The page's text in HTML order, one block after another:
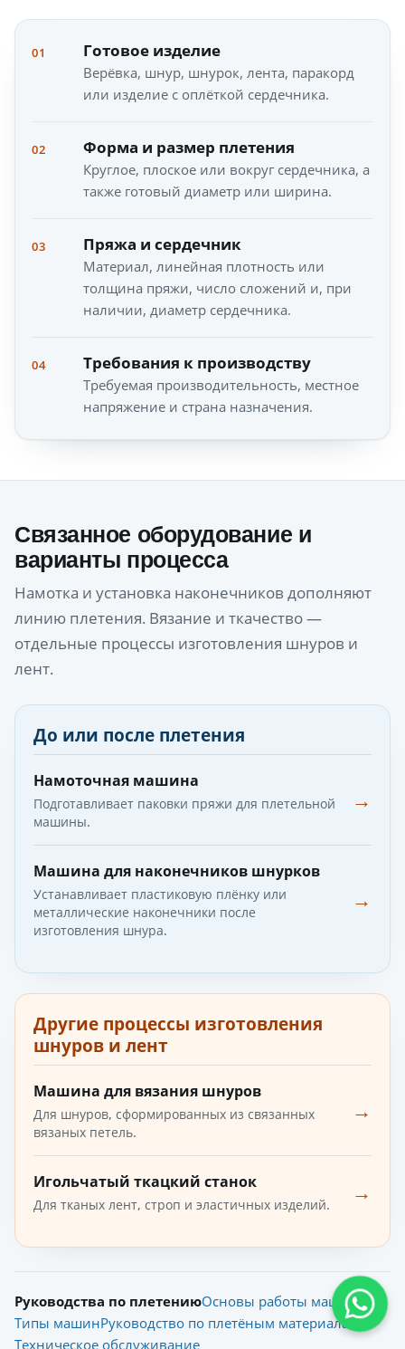
01 Готовое изделие
Верёвка, шнур, шнурок, лента, паракорд
или изделие с оплёткой сердечника.
02 Форма и размер плетения
Круглое, плоское или вокруг сердечника, а
также готовый диаметр или ширина.
03 Пряжа и сердечник
Материал, линейная плотность или
толщина пряжи, число сложений и, при
наличии, диаметр сердечника.
04 Требования к производству
Требуемая производительность, местное
напряжение и страна назначения.
Связанное оборудование и
варианты процесса
Намотка и установка наконечников дополняют
линию плетения. Вязание и ткачество —
отдельные процессы изготовления шнуров и
лент.
До или после плетения
Намоточная машина
Подготавливает паковки пряжи для плетельной
машины.
→
Машина для наконечников шнурков
Устанавливает пластиковую плёнку или
металлические наконечники после
изготовления шнура.
→
Другие процессы изготовления
шнуров и лент
Машина для вязания шнуров
Для шнуров, сформированных из связанных
вязаных петель.
→
Игольчатый ткацкий станок
Для тканых лент, строп и эластичных изделий. →
Руководства по плетениюОсновы работы машины
Типы машинРуководство по плетёным материалам
Техническое обслуживание